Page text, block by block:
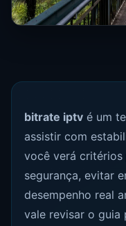
bitrate iptv é um
assistir com
você verá
segurança, evitar
desempenho real
vale revisar o guia